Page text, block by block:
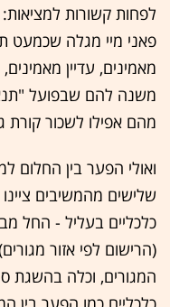
לפחות קשורות
פאני מיי מגלה שכמעט
מאמינים, עדיין
משנה להם שבפועל
מהם אפילו לשכור
ואולי הפער בין החלום
שלישים מהמשיבים
כלכליים בעליל - החל
(הרישום לפי אזור
המגורים, וכלה בהשגת